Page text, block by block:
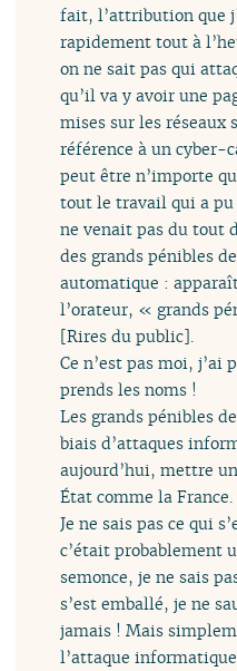
fait, l’attribution que
rapidement tout à
on ne sait pas qui
qu’il va y avoir une
mises sur les réseaux
référence à un cyber-
peut être n’importe
tout le travail qui a
ne venait pas du tout
des grands pénibles
automatique :
l’orateur, « grands
[Rires du public].
Ce n’est pas moi, j’ai
prends les noms !
Les grands pénibles
biais d’attaques
aujourd’hui, mettre
État comme la France.
Je ne sais pas ce qui
c’était probablement
semonce, je ne sais
s’est emballé, je ne
jamais ! Mais
l’attaque